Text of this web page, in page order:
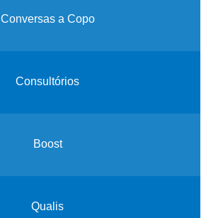
Conversas a Copo
Consultórios
Boost
Qualis